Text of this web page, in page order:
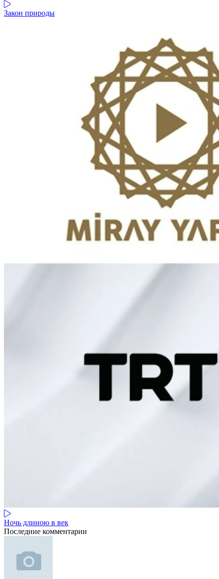
Закон природы
Ночь длиною в век
Последние комментарии